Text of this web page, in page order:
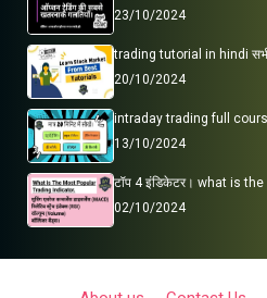
23/10/2024
trading tutorial in hindi सभी
20/10/2024
intraday trading full
13/10/2024
टॉप 4 इंडिकेटर। what is
02/10/2024